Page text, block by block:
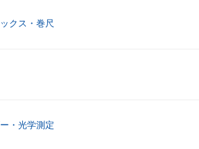
クス ・ 巻尺
・ 光学測定